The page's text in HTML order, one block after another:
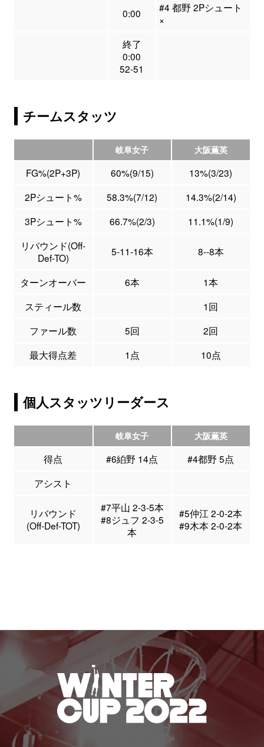
0:00
#4 都野 2Pシュート
×
終了
0:00
52-51
チームスタッツ
岐阜女子 大阪薫英
FG%(2P+3P) 60%(9/15)
13%(3/23)
2Pシュート%
58.3%(7/12)
14.3%(2/14)
3Pシュート%
66.7%(2/3)
11.1%(1/9)
リバウンド(Off-
Def-TO)
5-11-16本 8--8本
ターンオーバー 6本
1本
スティール数
1回
ファール数
5回
2回
最大得点差
1点 10点
個人スタッツリーダース
岐阜女子 大阪薫英
得点 #6絈野 14点
#4都野 5点
アシスト
リバウンド
(Off-Def-TOT)
#7平山 2-3-5本
#8ジュフ 2-3-5
本
#5仲江 2-0-2本
#9木本 2-0-2本